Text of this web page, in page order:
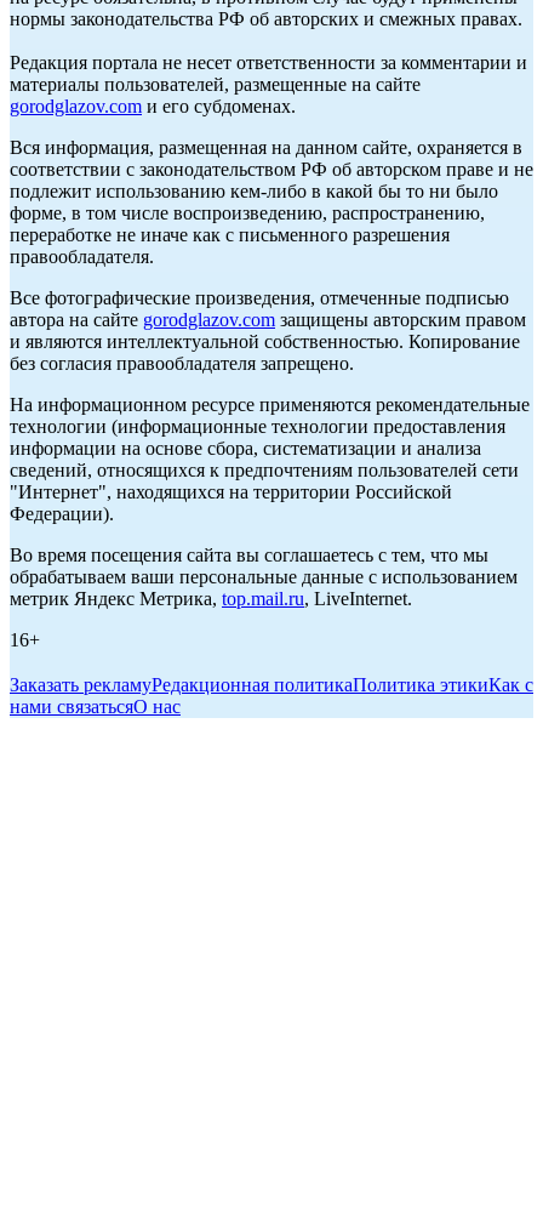
нормы законодательства РФ об авторских и смежных правах.
Редакция портала не несет ответственности за комментарии и
материалы пользователей, размещенные на сайте
gorodglazov.com и его субдоменах.
Вся информация, размещенная на данном сайте, охраняется в
соответствии с законодательством РФ об авторском праве и не
подлежит использованию кем-либо в какой бы то ни было
форме, в том числе воспроизведению, распространению,
переработке не иначе как с письменного разрешения
правообладателя.
Все фотографические произведения, отмеченные подписью
автора на сайте gorodglazov.com защищены авторским правом
и являются интеллектуальной собственностью. Копирование
без согласия правообладателя запрещено.
На информационном ресурсе применяются рекомендательные
технологии (информационные технологии предоставления
информации на основе сбора, систематизации и анализа
сведений, относящихся к предпочтениям пользователей сети
"Интернет", находящихся на территории Российской
Федерации).
Во время посещения сайта вы соглашаетесь с тем, что мы
обрабатываем ваши персональные данные с использованием
метрик Яндекс Метрика, top.mail.ru, LiveInternet.
16+
Заказать рекламуРедакционная политикаПолитика этикиКак с
нами связатьсяО нас